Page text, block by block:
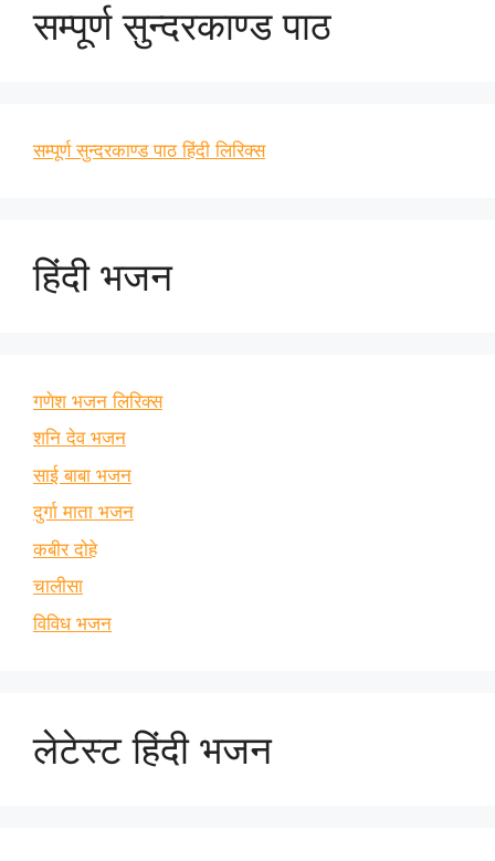
सम्पूर्ण सुन्दरकाण्ड पाठ
सम्पूर्ण सुन्दरकाण्ड पाठ हिंदी लिरिक्स
हिंदी भजन
गणेश भजन लिरिक्स
शनि देव भजन
साई बाबा भजन
दुर्गा माता भजन
कबीर दोहे
चालीसा
विविध भजन
लेटेस्ट हिंदी भजन